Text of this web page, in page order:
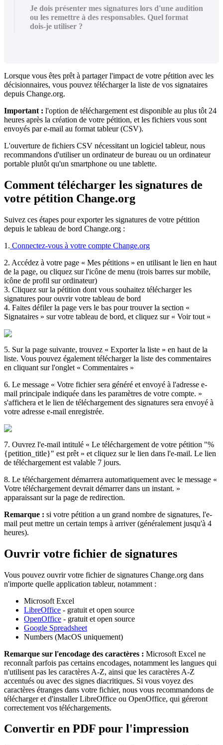
Je dois présenter mes signatures lors d'une audition
ou les remettre à des responsables. Quel format
dois-je utiliser ?
Lorsque vous êtes prêt à partager l'impact de votre pétition avec les
décisionnaires, vous pouvez télécharger la liste de vos signataires
depuis Change.org.
Important : l'option de téléchargement est disponible au plus tôt 24
heures après la création de votre pétition, et les fichiers vous sont
envoyés par e-mail au format tableur (CSV).
L'ouverture de fichiers CSV nécessitant un logiciel tableur, nous
recommandons d'utiliser un ordinateur de bureau ou un ordinateur
portable plutôt qu'un smartphone ou une tablette.
Comment télécharger les signatures de
votre pétition Change.org
Suivez ces étapes pour exporter les signatures de votre pétition
depuis le tableau de bord Change.org :
1 . Connectez-vous à votre compte Change.org
2. Accédez à votre page « Mes pétitions » en utilisant le lien en haut
de la page, ou cliquez sur l'icône de menu (trois barres sur mobile,
icône de profil sur ordinateur)
3. Cliquez sur la pétition dont vous souhaitez télécharger les
signatures pour ouvrir votre tableau de bord
4. Faites défiler la page vers le bas pour trouver la section «
Signataires » sur votre tableau de bord, et cliquez sur « Voir tout »
5. Sur la page suivante, trouvez « Exporter la liste » en haut de la
liste. Vous pouvez également télécharger la liste des commentaires
en cliquant sur l'onglet « Commentaires »
6. Le message « Votre fichier sera généré et envoyé à l'adresse e-
mail principale indiquée dans les paramètres de votre compte. »
s'affichera et le lien de téléchargement des signatures sera envoyé à
votre adresse e-mail enregistrée.
7. Ouvrez l'e-mail intitulé « Le téléchargement de votre pétition "%
{petition_title}" est prêt » et cliquez sur le lien dans l'e-mail. Le lien
de téléchargement est valable 7 jours.
8. Le téléchargement démarrera automatiquement avec le message «
Votre téléchargement devrait démarrer dans un instant. »
apparaissant sur la page de redirection.
Remarque : si votre pétition a un grand nombre de signatures, l'e-
mail peut mettre un certain temps à arriver (généralement jusqu'à 4
heures).
Ouvrir votre fichier de signatures
Vous pouvez ouvrir votre fichier de signatures Change.org dans
n'importe quelle application tableur, notamment :
Microsoft Excel
LibreOffice - gratuit et open source
OpenOffice - gratuit et open source
Google Spreadsheet
Numbers (MacOS uniquement)
Remarque sur l'encodage des caractères : Microsoft Excel ne
reconnaît parfois pas certains encodages, notamment les langues qui
n'utilisent pas les caractères A-Z, ainsi que les caractères A-Z
accentués ou avec des signes diacritiques. Si vous voyez des
caractères étranges dans votre fichier, nous vous recommandons de
télécharger et d'installer LibreOffice ou OpenOffice, qui géreront
correctement vos téléchargements.
Convertir en PDF pour l'impression